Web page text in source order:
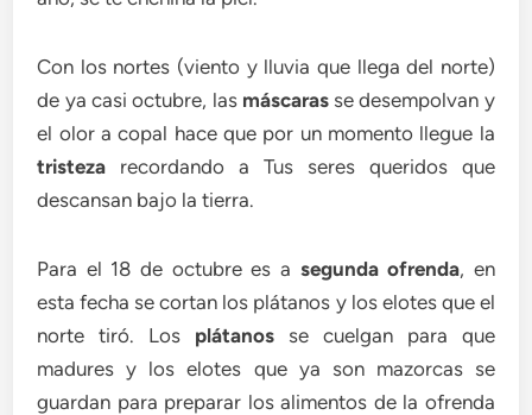
Con los nortes (viento y lluvia que llega del norte)
de ya casi octubre, las máscarasse desempolvan y
el olor a copal hace que por un momento llegue la
tristeza recordando a Tus seres queridos que
descansan bajo la tierra.
Para el 18 de octubre es a segunda ofrenda, en
esta fecha se cortan los plátanos y los elotes que el
norte tiró. Los plátanos se cuelgan para que
madures y los elotes que ya son mazorcas se
guardan para preparar los alimentos de la ofrenda